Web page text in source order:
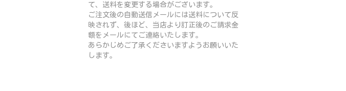
て、送料を変更する場合がございます。
ご注文後の自動送信メールには送料について反
映されず、後ほど、当店より訂正後のご請求金
額をメールにてご連絡いたします。
あらかじめご了承くださいますようお願いいた
します。